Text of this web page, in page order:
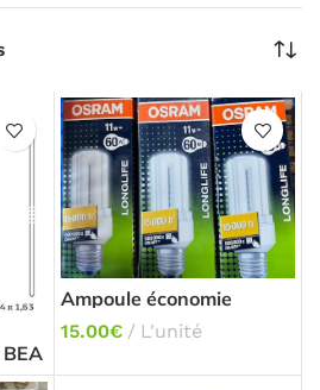
Ampoule économie
d’énergie OSRAM
15.00€ L'unité